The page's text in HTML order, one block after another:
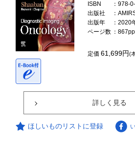
ISBN
：978-
出版社
：
出版年
：2020
ページ数 ：
定価61,699円(
詳しく見る
ほしいものリストに登録